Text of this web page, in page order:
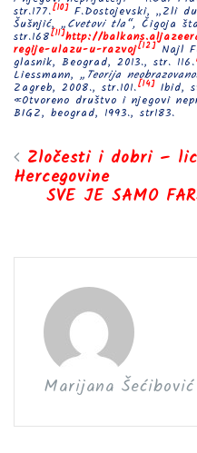
str.177.[10] F.Dostojevski, „Zli
Šušnjić,„Cvetovi tla“, Čigoja
str.168[11]http://
regije-ulazu-u-razvoj[12] Najl
glasnik, Beograd, 2013., str. 116.
Liessmann, „Teorija
Zagreb, 2008., str.101.[14] Ibid,
«Otvoreno društvo i njegovi
BIGZ, beograd, 1993., str183.
Zločesti i dobri –
Hercegovine
SVE JE SAMO
Marijana Šećibović